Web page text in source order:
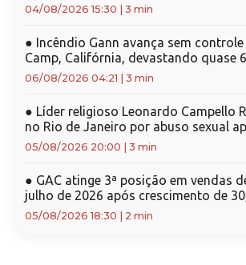
04/08/2026 15:30 3 min
● Incêndio Gann avança sem controle
Camp, Califórnia, devastando quase
06/08/2026 04:21 3 min
● Líder religioso Leonardo Campello
no Rio de Janeiro por abuso sexual
05/08/2026 20:00 3 min
● GAC atinge 3ª posição em vendas
julho de 2026 após crescimento de
05/08/2026 18:30 2 min